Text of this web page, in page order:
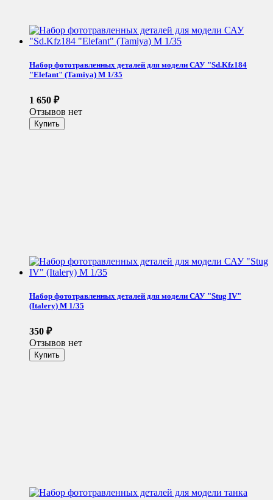
Набор фототравленных деталей для модели САУ "Sd.Kfz184
"Elefant" (Tamiya) М 1/35
1 650 ₽
Отзывов нет
Набор фототравленных деталей для модели САУ "Stug IV"
(Italery) М 1/35
350 ₽
Отзывов нет